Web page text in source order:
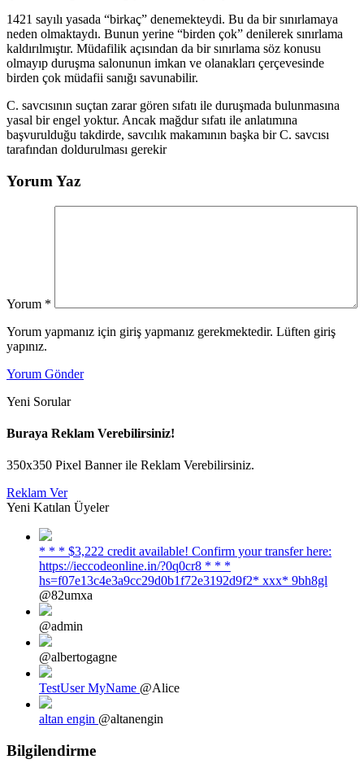
1421 sayılı yasada “birkaç” denemekteydi. Bu da bir sınırlamaya
neden olmaktaydı. Bunun yerine “birden çok” denilerek sınırlama
kaldırılmıştır. Müdafilik açısından da bir sınırlama söz konusu
olmayıp duruşma salonunun imkan ve olanakları çerçevesinde
birden çok müdafii sanığı savunabilir.
C. savcısının suçtan zarar gören sıfatı ile duruşmada bulunmasına
yasal bir engel yoktur. Ancak mağdur sıfatı ile anlatımına
başvurulduğu takdirde, savcılık makamının başka bir C. savcısı
tarafından doldurulması gerekir
Yorum Yaz
Yorum *
Yorum yapmanız için giriş yapmanız gerekmektedir. Lüften giriş
yapınız.
Yorum Gönder
Yeni Sorular
Buraya Reklam Verebilirsiniz!
350x350 Pixel Banner ile Reklam Verebilirsiniz.
Reklam Ver
Yeni Katılan Üyeler
* * * $3,222 credit available! Confirm your transfer here:
https://ieccodeonline.in/?0q0cr8 * * *
hs=f07e13c4e3a9cc29d0b1f72e3192d9f2* ххх* 9bh8gl
@82umxa
@admin
@albertogagne
TestUser MyName @Alice
altan engin @altanengin
Bilgilendirme